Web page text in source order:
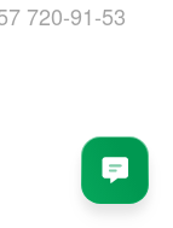
720-91-53